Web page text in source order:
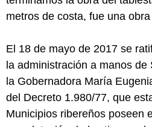
metros de costa, fue una
El 18 de mayo de 2017 se
la administración a manos
la Gobernadora María
del Decreto 1.980/77, que
Municipios ribereños poseen